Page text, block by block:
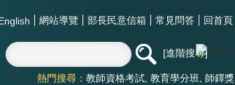
網站導覽 部長民意信箱 常見問答 回首頁
進階搜尋
熱門搜尋： 教師資格考試 教育學分班 師鐸獎